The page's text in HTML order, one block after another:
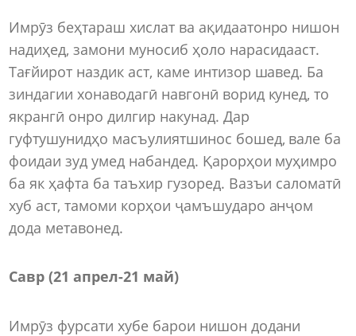
Имрӯз беҳтараш хислат ва ақидаатонро нишон
надиҳед, замони муносиб ҳоло нарасидааст.
Тағйирот наздик аст, каме интизор шавед. Ба
зиндагии хонаводагӣ навгонӣ ворид кунед, то
якрангӣ онро дилгир накунад. Дар
гуфтушунидҳо масъулиятшинос бошед, вале ба
фоидаи зуд умед набандед. Қарорҳои муҳимро
ба як ҳафта ба таъхир гузоред. Вазъи саломатӣ
хуб аст, тамоми корҳои ҷамъшударо анҷом
дода метавонед.
Савр (21 апрел-21 май)
Имрӯз фурсати хубе барои нишон додани